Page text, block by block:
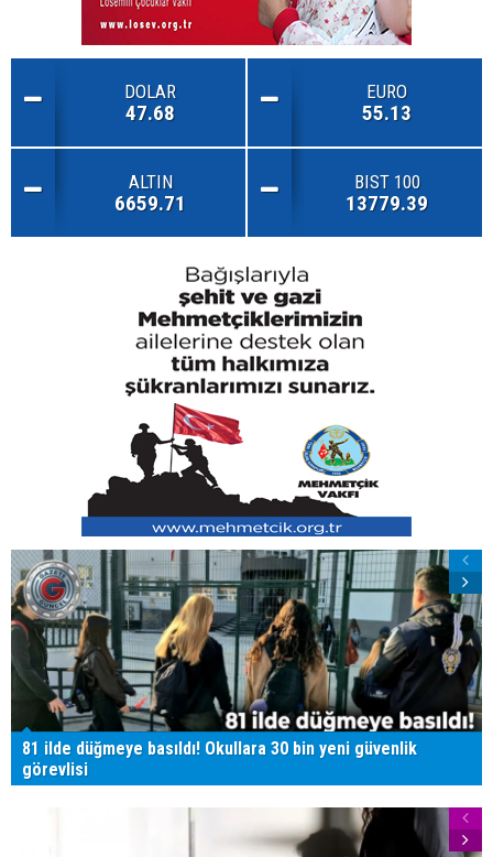
DOLAR
47.68
EURO
55.13
ALTIN
6659.71
BIST 100
13779.39
81 ilde düğmeye basıldı! Okullara 30 bin yeni güvenlik
görevlisi